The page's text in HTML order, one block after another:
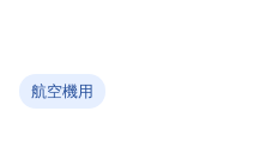
航空機用